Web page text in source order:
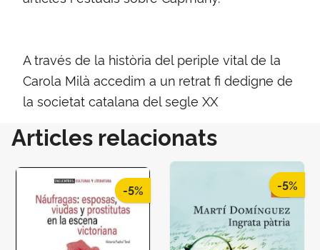
A través de la història del periple vital de la
Carola Milà accedim a un retrat fi dedigne de
la societat catalana del segle XX
Articles relacionats
-5% -5%